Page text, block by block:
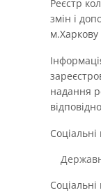
Реєстр
змін і
м.Харкову
надання
Соціальні
Соціальні